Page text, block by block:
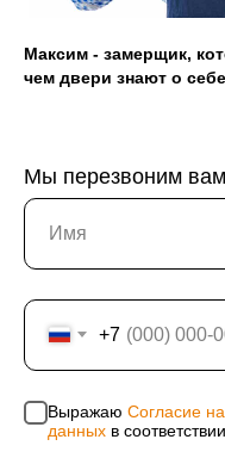
Максим - замерщик,
чем двери знают о
Мы перезвоним
+7
Выражаю Согласие
данных в
311246801200021,
Политика
Согласие на обработку
характер и может быть
компании. Изображения
отличаться от